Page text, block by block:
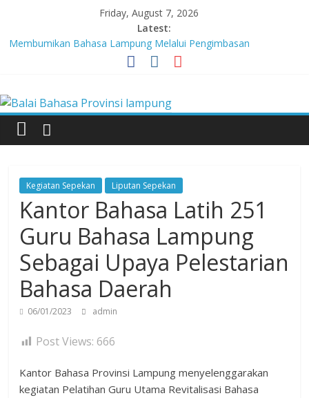
content
Friday, August 7, 2026
Latest:
Membumikan Bahasa Lampung Melalui Pengimbasan
Revitalisasi Bahasa Daerah
Lebih dari 5,5 Juta Buku Bacaan Bermutu Dikirim untuk Perkuat
Literasi Anak Indonesia
Tingkatkan Kolaborasi Melalui Festival Literasi Lampung
Babak Final Festival Musikalisasi Puisi Kembali Digelar
Balai
Bahasa
Provinsi
lampung
Badan
Pengembangan
dan
Pembinaan
Bahasa
Kegiatan Sepekan Liputan Sepekan
Kantor Bahasa Latih 251
Guru Bahasa Lampung
Sebagai Upaya Pelestarian
Bahasa Daerah
06/01/2023 admin
Post Views: 666
Kantor Bahasa Provinsi Lampung menyelenggarakan
kegiatan Pelatihan Guru Utama Revitalisasi Bahasa